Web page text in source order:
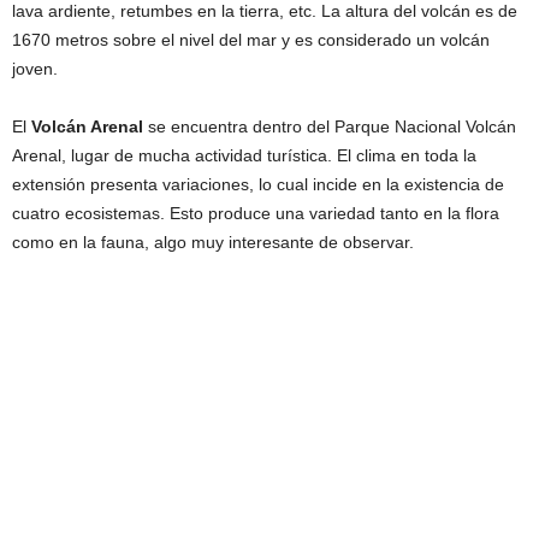
lava ardiente, retumbes en la tierra, etc. La altura del volcán es de
1670 metros sobre el nivel del mar y es considerado un volcán
joven.
El Volcán Arenal se encuentra dentro del Parque Nacional Volcán
Arenal, lugar de mucha actividad turística. El clima en toda la
extensión presenta variaciones, lo cual incide en la existencia de
cuatro ecosistemas. Esto produce una variedad tanto en la flora
como en la fauna, algo muy interesante de observar.